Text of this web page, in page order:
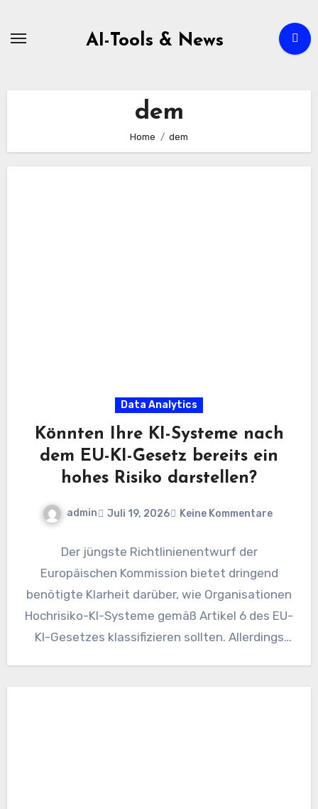
AI-Tools & News
dem
Home dem
Data Analytics
Könnten Ihre KI-Systeme nach
dem EU-KI-Gesetz bereits ein
hohes Risiko darstellen?
admin Juli 19, 2026 Keine Kommentare
Der jüngste Richtlinienentwurf der
Europäischen Kommission bietet dringend
benötigte Klarheit darüber, wie Organisationen
Hochrisiko-KI-Systeme gemäß Artikel 6 des EU-
KI-Gesetzes klassifizieren sollten. Allerdings